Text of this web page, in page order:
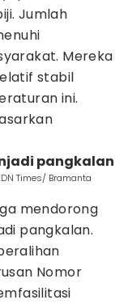
Jumlah
Mereka
stabil
ini.
pangkalan
Times/ Bramanta
mendorong
pangkalan.
Nomor